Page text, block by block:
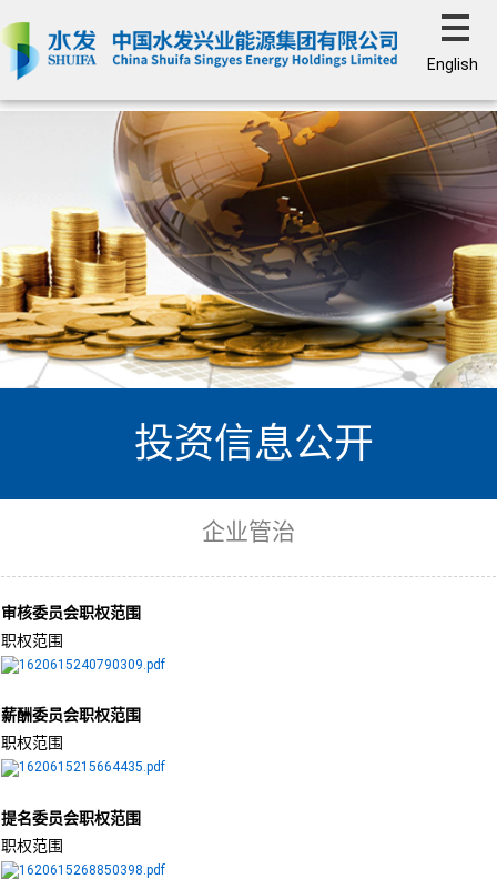
English
投资信息公开
企业管治
审核委员会职权范围
职权范围
1620615240790309.pdf
薪酬委员会职权范围
职权范围
1620615215664435.pdf
提名委员会职权范围
职权范围
1620615268850398.pdf